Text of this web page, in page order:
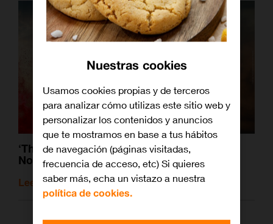
‘The Commons: última esperanza’, en AXN
Now: el futuro distópico de la Tierra
Leer artículo relacionado
Nuestras cookies
Usamos cookies propias y de terceros
para analizar cómo utilizas este sitio web y
personalizar los contenidos y anuncios
que te mostramos en base a tus hábitos
de navegación (páginas visitadas,
frecuencia de acceso, etc) Si quieres
saber más, echa un vistazo a nuestra
política de cookies.